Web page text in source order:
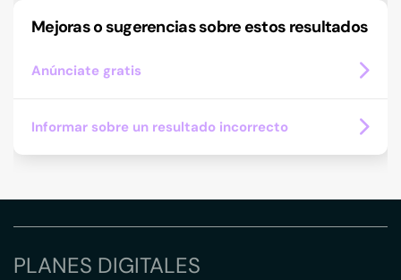
Mejoras o sugerencias sobre estos resultados
Anúnciate gratis
Informar sobre un resultado incorrecto
PLANES DIGITALES